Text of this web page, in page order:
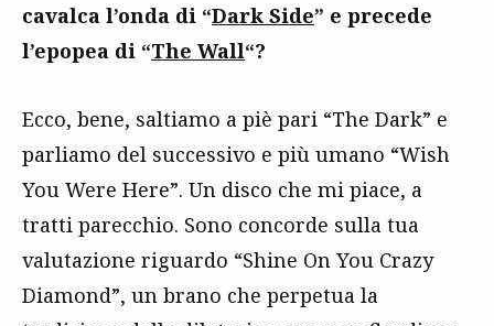
cavalca l’onda di “Dark Side” e precede
l’epopea di “The Wall“?
Ecco, bene, saltiamo a piè pari “The Dark” e
parliamo del successivo e più umano “Wish
You Were Here”. Un disco che mi piace, a
tratti parecchio. Sono concorde sulla tua
valutazione riguardo “Shine On You Crazy
Diamond”, un brano che perpetua la